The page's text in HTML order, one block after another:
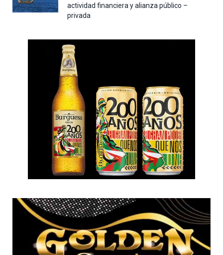
actividad financiera y alianza público –
privada